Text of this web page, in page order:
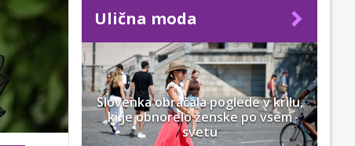
Ulična moda
Slovenka obračala poglede v krilu,
ki je obnorelo ženske po vsem
svetu